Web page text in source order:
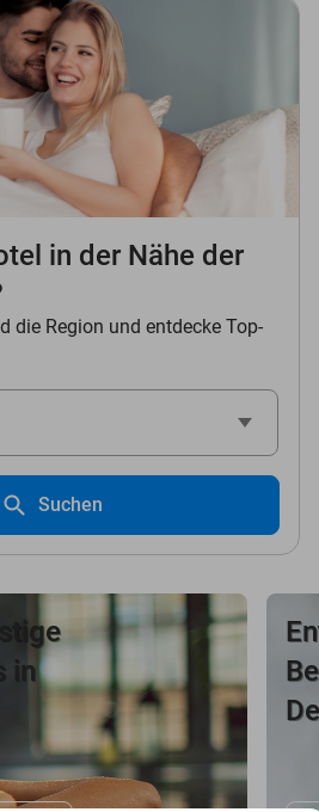
in der Nähe der
die Region und entdecke Top-
Suchen
in